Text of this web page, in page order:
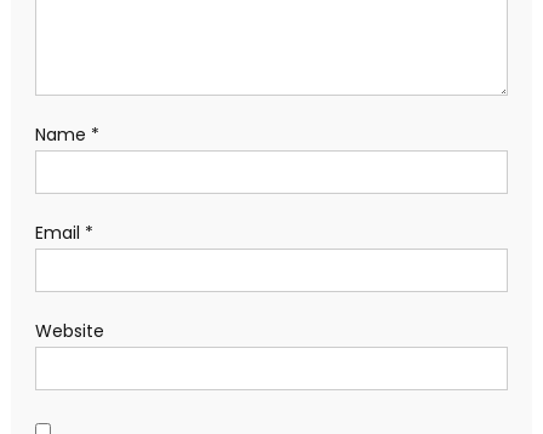
Name *
Email *
Website